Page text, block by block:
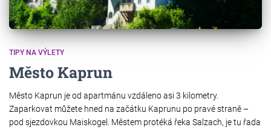
TIPY NA VÝLETY
Město Kaprun
Město Kaprun je od apartmánu vzdáleno asi 3 kilometry.
Zaparkovat můžete hned na začátku Kaprunu po pravé straně –
pod sjezdovkou Maiskogel. Městem protéká řeka Salzach, je tu řada